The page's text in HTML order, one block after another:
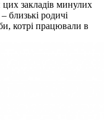
закладів минулих
близькі родичі
котрі працювали в